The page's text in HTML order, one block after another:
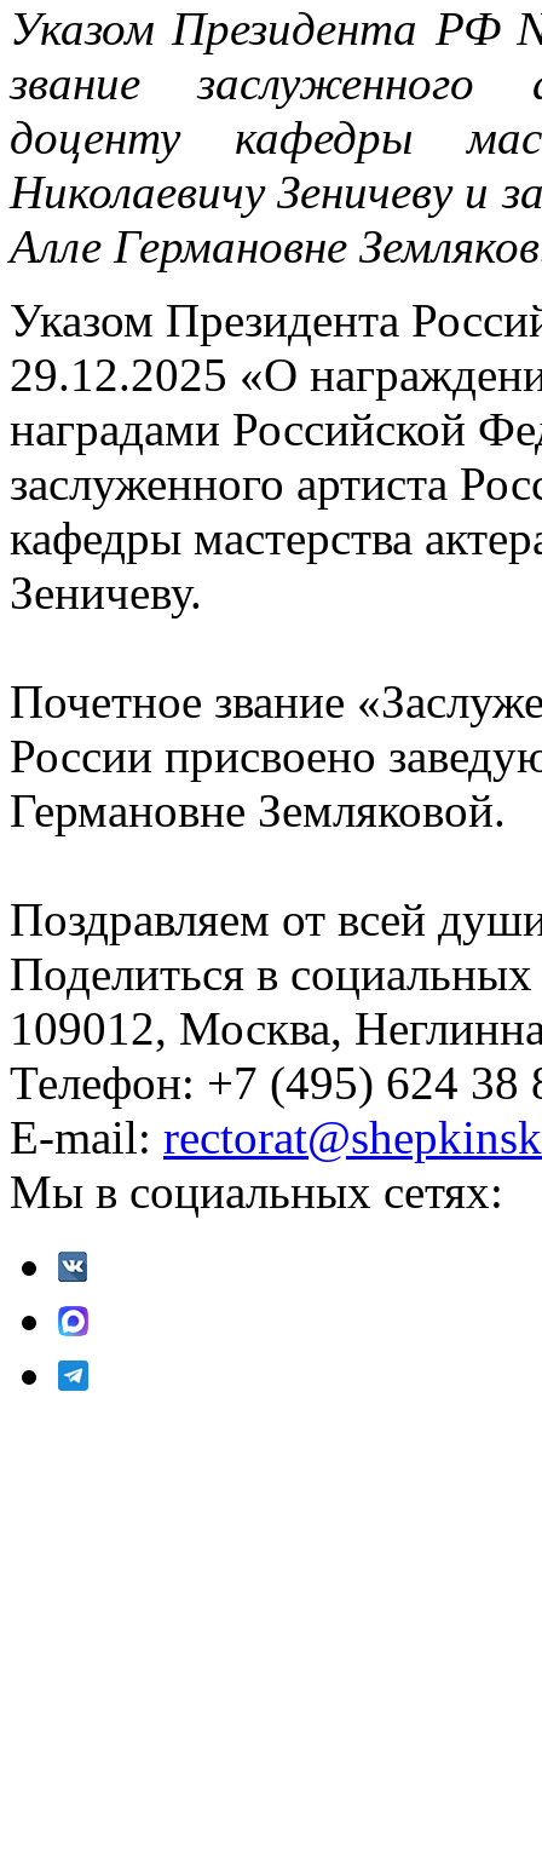
Указом Президента РФ
звание
доценту кафедры
Николаевичу Зеничеву и
Алле Германовне
Указом Президента
29.12.2025 «О
наградами Российской
заслуженного артиста
кафедры мастерства
Зеничеву.
Почетное звание
России присвоено
Германовне Земляковой.
Поздравляем от всей
Поделиться в социальных
109012, Москва,
Телефон: +7 (495) 624 38
E-mail:
Мы в социальных сетях: